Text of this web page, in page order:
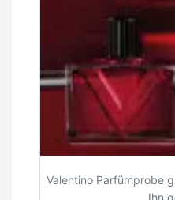
Valentino Parfümprobe